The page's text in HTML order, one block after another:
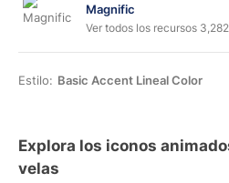
Magnific
Ver todos los recursos
Estilo: Basic Accent Lineal Color
Explora los iconos
velas